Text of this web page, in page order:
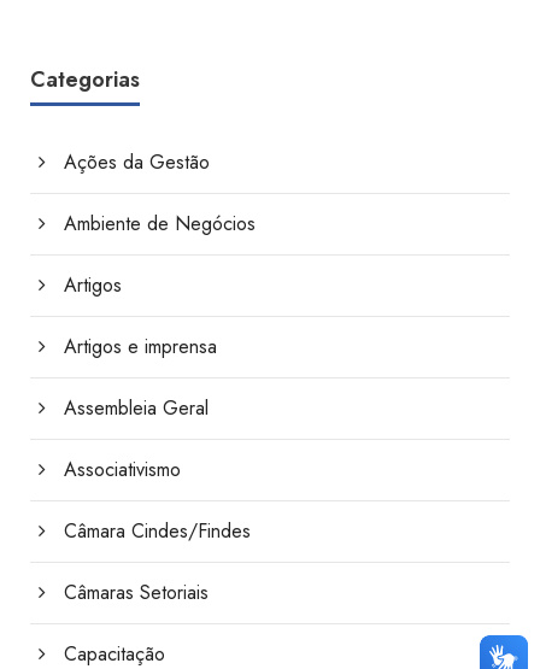
Categorias
Ações da Gestão
Ambiente de Negócios
Artigos
Artigos e imprensa
Assembleia Geral
Associativismo
Câmara Cindes/Findes
Câmaras Setoriais
Capacitação